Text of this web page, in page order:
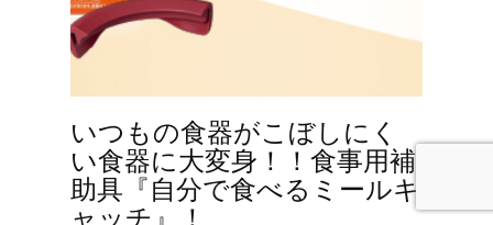
いつもの食器がこぼしにく
い食器に大変身！！食事用補
助具『自分で食べるミールキ
ャッチ』！